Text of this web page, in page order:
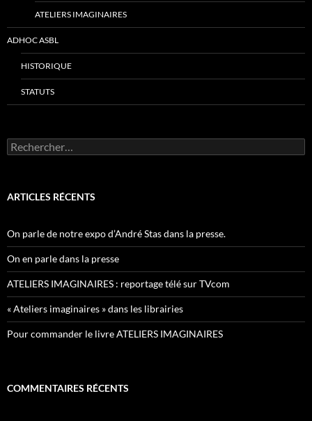
ATELIERS IMAGINAIRES
ADHOC ASBL
HISTORIQUE
STATUTS
Rechercher :
ARTICLES RÉCENTS
On parle de notre expo d’André Stas dans la presse.
On en parle dans la presse
ATELIERS IMAGINAIRES : reportage télé sur TVcom
« Ateliers imaginaires » dans les librairies
Pour commander le livre ATELIERS IMAGINAIRES
COMMENTAIRES RÉCENTS